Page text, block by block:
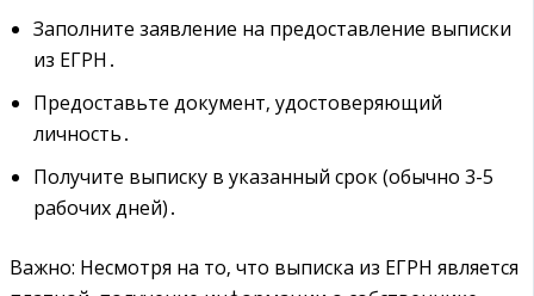
Заполните заявление на предоставление выписки
из ЕГРН․
Предоставьте документ‚ удостоверяющий
личность․
Получите выписку в указанный срок (обычно 3-5
рабочих дней)․
Важно: Несмотря на то‚ что выписка из ЕГРН является